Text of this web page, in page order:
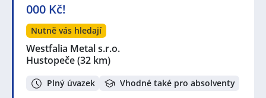
000 Kč!
Nutně vás hledají
Westfalia Metal s.r.o.
Hustopeče(32 km)
Plný úvazek Vhodné také pro absolventy